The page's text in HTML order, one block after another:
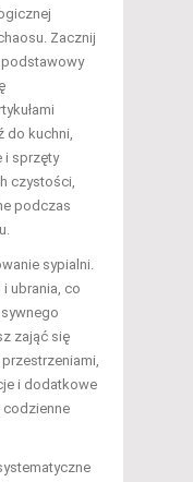
Zacznij
podstawowy
do kuchni,
i sprzęty
czystości,
podczas
sypialni.
ubrania, co
zająć się
i dodatkowe
codzienne